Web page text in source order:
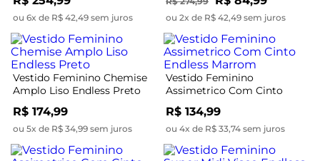
ou 6x de R$ 42,49 sem juros ou 2x de R$ 42,49 sem juros
Vestido Feminino Chemise
Amplo Liso Endless Preto
R$ 174,99
ou 5x de R$ 34,99 sem juros
Vestido Feminino
Assimetrico Com Cinto
Endless Marrom
R$ 134,99
ou 4x de R$ 33,74 sem juros